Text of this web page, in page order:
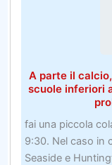
A parte il
scuole inferiori
fai una piccola
9:30. Nel caso in
Seaside e